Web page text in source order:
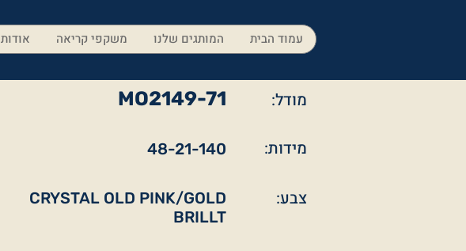
עמוד הבית המותגים שלנו משקפי קריאה אודות
MO2149-71 מודל:
48-21-140 מידות:
CRYSTAL OLD PINK/GOLD
BRILLT
צבע: